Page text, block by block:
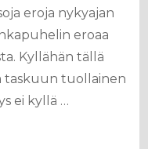
eroja nykyajan
eroaa
Kyllähän tällä
taskuun tuollainen
ei kyllä …